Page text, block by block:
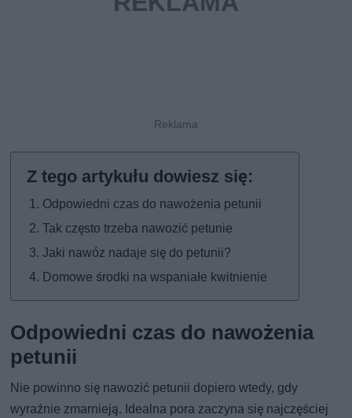
Odpowiedni czas do nawożenia petunii
Tak często trzeba nawozić petunie
Jaki nawóz nadaje się do petunii?
Domowe środki na wspaniałe kwitnienie
Odpowiedni czas do nawożenia
petunii
Nie powinno się nawozić petunii dopiero wtedy, gdy
wyraźnie zmarnieją. Idealna pora zaczyna się najczęściej